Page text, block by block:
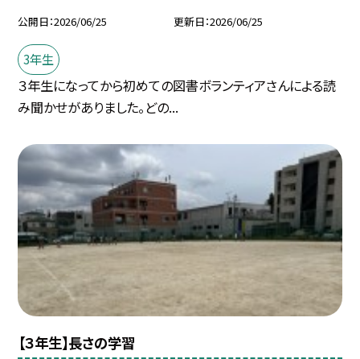
公開日 2026/06/25 更新日 2026/06/25
3年生
３年生になってから初めての図書ボランティアさんによる読
み聞かせがありました。どの...
【３年生】長さの学習